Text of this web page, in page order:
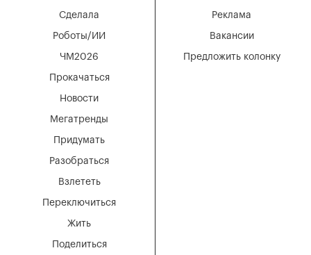
Мегатренды
Придумать
Разобраться
Взлететь
Новости
Переключиться
Жить
Поделиться
Сделала
Роботы/ИИ
ЧМ2026
Прокачаться
Вакансии
Реклама
Предложить колонку